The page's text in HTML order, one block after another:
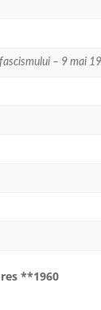
– 9 mai
**1960